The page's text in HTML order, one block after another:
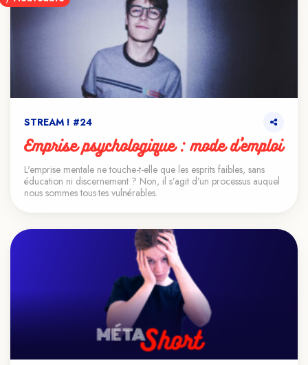
STREAM ! #24
Emprise psychologique : mode d’emploi
L'emprise mentale ne touche-t-elle que les esprits faibles, sans
éducation ni discernement ? Non, il s’agit d’un processus auquel
nous sommes tous·tes vulnérables.